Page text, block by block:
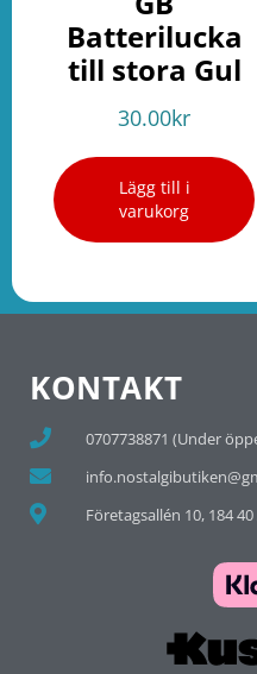
Batterilucka
till stora Gul
30.00kr
Lägg till i
varukorg
KONTAKT
0707738871 (Under
Företagsallén 10, 184